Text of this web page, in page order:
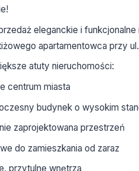
eleganckie i
apartamentowca przy
atuty nieruchomości:
centrum miasta
budynek o wysokim
zaprojektowana przestrzeń
do zamieszkania od zaraz
przytulne wnętrza